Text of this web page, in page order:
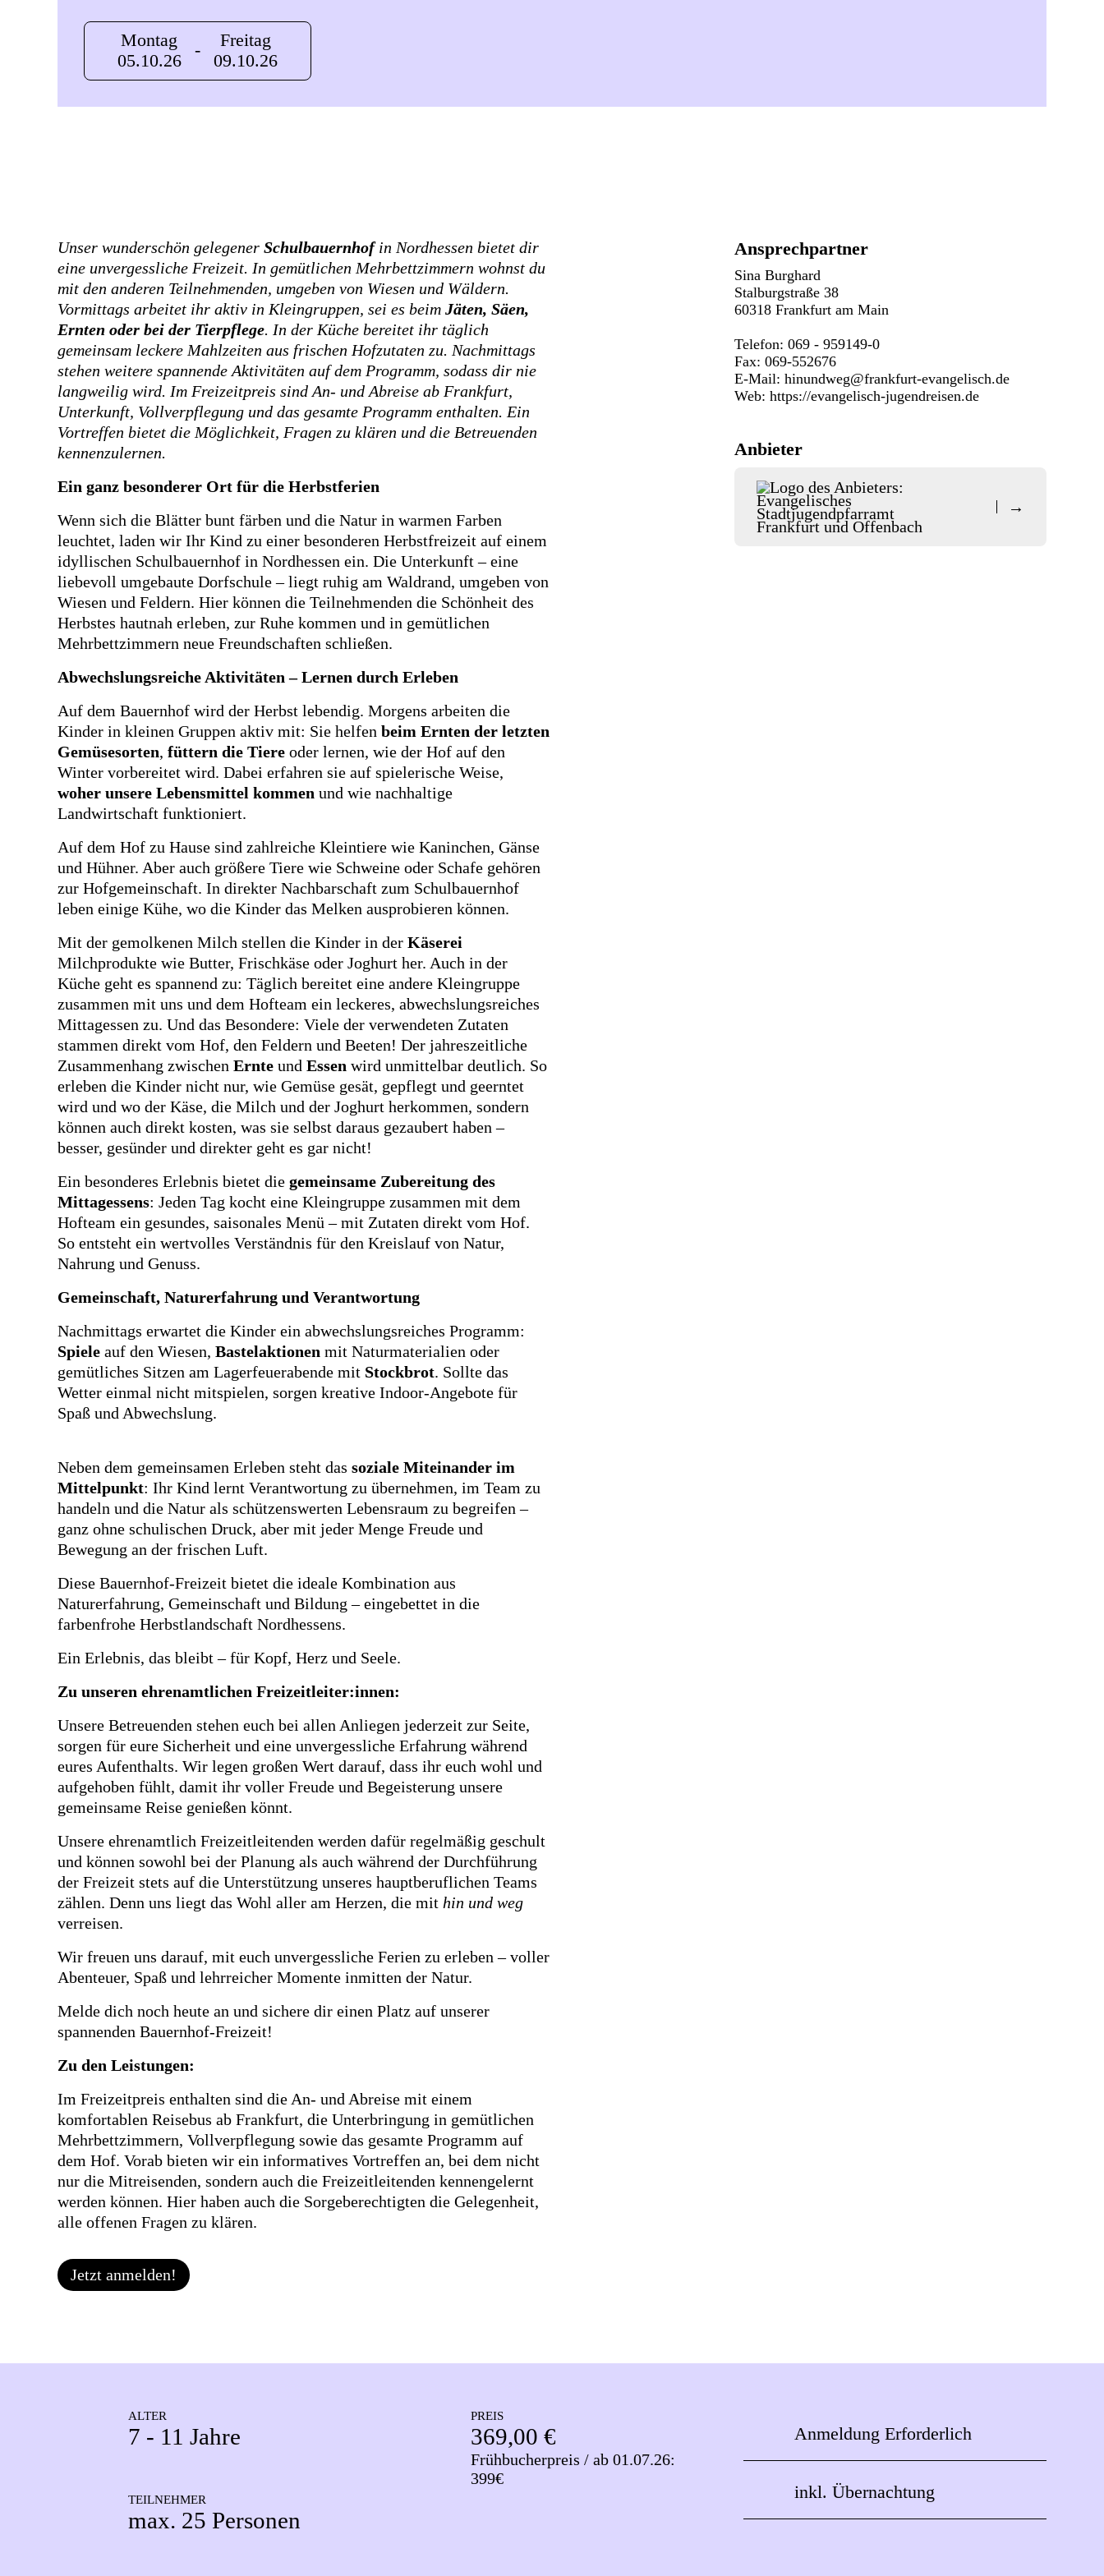
Montag
05.10.26
-
Freitag
09.10.26
Unser wunderschön gelegener Schulbauernhofin Nordhessen bietet dir
eine unvergessliche Freizeit. In gemütlichen Mehrbettzimmern wohnst du
mit den anderen Teilnehmenden, umgeben von Wiesen und Wäldern.
Vormittags arbeitet ihr aktiv in Kleingruppen, sei es beim Jäten, Säen,
Ernten oder bei der Tierpflege. In der Küche bereitet ihr täglich
gemeinsam leckere Mahlzeiten aus frischen Hofzutaten zu. Nachmittags
stehen weitere spannende Aktivitäten auf dem Programm, sodass dir nie
langweilig wird. Im Freizeitpreis sind An- und Abreise ab Frankfurt,
Unterkunft, Vollverpflegung und das gesamte Programm enthalten. Ein
Vortreffen bietet die Möglichkeit, Fragen zu klären und die Betreuenden
kennenzulernen.
Ein ganz besonderer Ort für die Herbstferien
Wenn sich die Blätter bunt färben und die Natur in warmen Farben
leuchtet, laden wir Ihr Kind zu einer besonderen Herbstfreizeit auf einem
idyllischen Schulbauernhof in Nordhessen ein. Die Unterkunft – eine
liebevoll umgebaute Dorfschule – liegt ruhig am Waldrand, umgeben von
Wiesen und Feldern. Hier können die Teilnehmenden die Schönheit des
Herbstes hautnah erleben, zur Ruhe kommen und in gemütlichen
Mehrbettzimmern neue Freundschaften schließen.
Abwechslungsreiche Aktivitäten – Lernen durch Erleben
Auf dem Bauernhof wird der Herbst lebendig. Morgens arbeiten die
Kinder in kleinen Gruppen aktiv mit: Sie helfen beim Ernten der letzten
Gemüsesorten, füttern die Tiereoder lernen, wie der Hof auf den
Winter vorbereitet wird. Dabei erfahren sie auf spielerische Weise,
woher unsere Lebensmittel kommen und wie nachhaltige
Landwirtschaft funktioniert.
Auf dem Hof zu Hause sind zahlreiche Kleintiere wie Kaninchen, Gänse
und Hühner. Aber auch größere Tiere wie Schweine oder Schafe gehören
zur Hofgemeinschaft. In direkter Nachbarschaft zum Schulbauernhof
leben einige Kühe, wo die Kinder das Melken ausprobieren können.
Mit der gemolkenen Milch stellen die Kinder in der Käserei
Milchprodukte wie Butter, Frischkäse oder Joghurt her. Auch in der
Küche geht es spannend zu: Täglich bereitet eine andere Kleingruppe
zusammen mit uns und dem Hofteam ein leckeres, abwechslungsreiches
Mittagessen zu. Und das Besondere: Viele der verwendeten Zutaten
stammen direkt vom Hof, den Feldern und Beeten! Der jahreszeitliche
Zusammenhang zwischen Ernte und Essen wird unmittelbar deutlich. So
erleben die Kinder nicht nur, wie Gemüse gesät, gepflegt und geerntet
wird und wo der Käse, die Milch und der Joghurt herkommen, sondern
können auch direkt kosten, was sie selbst daraus gezaubert haben –
besser, gesünder und direkter geht es gar nicht!
Ein besonderes Erlebnis bietet die gemeinsame Zubereitung des
Mittagessens: Jeden Tag kocht eine Kleingruppe zusammen mit dem
Hofteam ein gesundes, saisonales Menü – mit Zutaten direkt vom Hof.
So entsteht ein wertvolles Verständnis für den Kreislauf von Natur,
Nahrung und Genuss.
Gemeinschaft, Naturerfahrung und Verantwortung
Nachmittags erwartet die Kinder ein abwechslungsreiches Programm:
Spiele auf den Wiesen, Bastelaktionen mit Naturmaterialien oder
gemütliches Sitzen am Lagerfeuerabende mit Stockbrot. Sollte das
Wetter einmal nicht mitspielen, sorgen kreative Indoor-Angebote für
Spaß und Abwechslung.
Neben dem gemeinsamen Erleben steht das soziale Miteinander im
Mittelpunkt: Ihr Kind lernt Verantwortung zu übernehmen, im Team zu
handeln und die Natur als schützenswerten Lebensraum zu begreifen –
ganz ohne schulischen Druck, aber mit jeder Menge Freude und
Bewegung an der frischen Luft.
Diese Bauernhof-Freizeit bietet die ideale Kombination aus
Naturerfahrung, Gemeinschaft und Bildung – eingebettet in die
farbenfrohe Herbstlandschaft Nordhessens.
Ein Erlebnis, das bleibt – für Kopf, Herz und Seele.
Zu unseren ehrenamtlichen Freizeitleiter:innen:
Unsere Betreuenden stehen euch bei allen Anliegen jederzeit zur Seite,
sorgen für eure Sicherheit und eine unvergessliche Erfahrung während
eures Aufenthalts. Wir legen großen Wert darauf, dass ihr euch wohl und
aufgehoben fühlt, damit ihr voller Freude und Begeisterung unsere
gemeinsame Reise genießen könnt.
Unsere ehrenamtlich Freizeitleitenden werden dafür regelmäßig geschult
und können sowohl bei der Planung als auch während der Durchführung
der Freizeit stets auf die Unterstützung unseres hauptberuflichen Teams
zählen. Denn uns liegt das Wohl aller am Herzen, die mit hin und weg
verreisen.
Wir freuen uns darauf, mit euch unvergessliche Ferien zu erleben – voller
Abenteuer, Spaß und lehrreicher Momente inmitten der Natur.
Melde dich noch heute an und sichere dir einen Platz auf unserer
spannenden Bauernhof-Freizeit!
Zu den Leistungen:
Im Freizeitpreis enthalten sind die An- und Abreise mit einem
komfortablen Reisebus ab Frankfurt, die Unterbringung in gemütlichen
Mehrbettzimmern, Vollverpflegung sowie das gesamte Programm auf
dem Hof. Vorab bieten wir ein informatives Vortreffen an, bei dem nicht
nur die Mitreisenden, sondern auch die Freizeitleitenden kennengelernt
werden können. Hier haben auch die Sorgeberechtigten die Gelegenheit,
alle offenen Fragen zu klären.
Jetzt anmelden!
Ansprechpartner
Sina Burghard
Stalburgstraße 38
60318 Frankfurt am Main
Telefon: 069 - 959149-0
Fax: 069-552676
E-Mail:hinundweg@frankfurt-evangelisch.de
Web:https://evangelisch-jugendreisen.de
Anbieter
→
ALTER
7 - 11 Jahre
TEILNEHMER
max. 25 Personen
PREIS
369,00 €
Frühbucherpreis / ab 01.07.26:
399€
Anmeldung Erforderlich
inkl. Übernachtung